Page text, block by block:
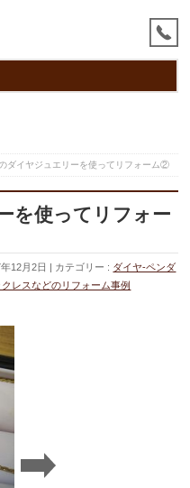
ダイヤジュエリーを使ってリフォーム②
を使ってリフォー
12月2日 カテゴリー : ダイヤ-ペンダ
レスなどのリフォーム事例